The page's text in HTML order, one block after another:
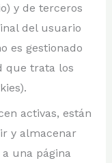
y de terceros
del usuario
es gestionado
que trata los
activas, están
y almacenar
una página